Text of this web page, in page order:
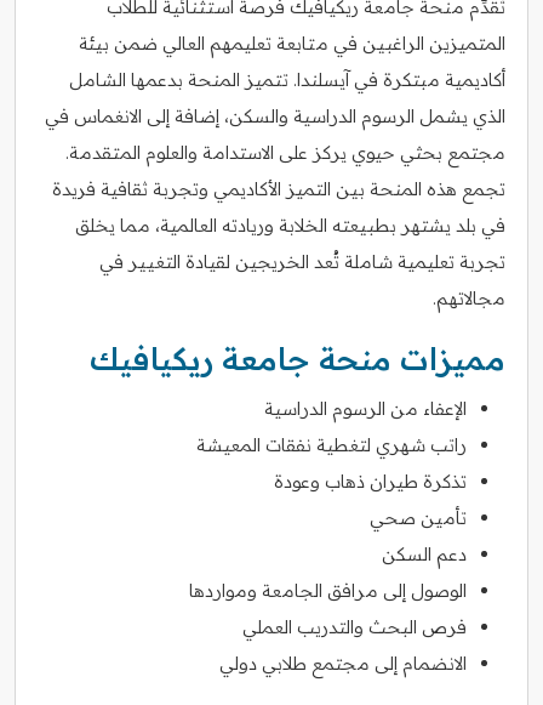
تُقدِّم منحة جامعة ريكيافيك فرصة استثنائية للطلاب
المتميزين الراغبين في متابعة تعليمهم العالي ضمن بيئة
أكاديمية مبتكرة في آيسلندا. تتميز المنحة بدعمها الشامل
الذي يشمل الرسوم الدراسية والسكن، إضافة إلى الانغماس في
مجتمع بحثي حيوي يركز على الاستدامة والعلوم المتقدمة.
تجمع هذه المنحة بين التميز الأكاديمي وتجربة ثقافية فريدة
في بلد يشتهر بطبيعته الخلابة وريادته العالمية، مما يخلق
تجربة تعليمية شاملة تُعد الخريجين لقيادة التغيير في
مجالاتهم.
مميزات منحة جامعة ريكيافيك
الإعفاء من الرسوم الدراسية
راتب شهري لتغطية نفقات المعيشة
تذكرة طيران ذهاب وعودة
تأمين صحي
دعم السكن
الوصول إلى مرافق الجامعة ومواردها
فرص البحث والتدريب العملي
الانضمام إلى مجتمع طلابي دولي